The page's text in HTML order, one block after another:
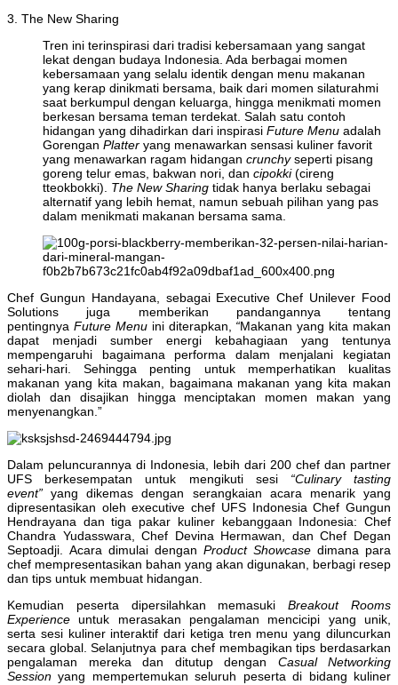
3. The New Sharing
Tren ini terinspirasi dari tradisi kebersamaan yang sangat
lekat dengan budaya Indonesia. Ada berbagai momen
kebersamaan yang selalu identik dengan menu makanan
yang kerap dinikmati bersama, baik dari momen silaturahmi
saat berkumpul dengan keluarga, hingga menikmati momen
berkesan bersama teman terdekat. Salah satu contoh
hidangan yang dihadirkan dari inspirasi Future Menu adalah
Gorengan Platter yang menawarkan sensasi kuliner favorit
yang menawarkan ragam hidangan crunchyseperti pisang
goreng telur emas, bakwan nori, dan cipokki(cireng
tteokbokki). The New Sharing tidak hanya berlaku sebagai
alternatif yang lebih hemat, namun sebuah pilihan yang pas
dalam menikmati makanan bersama sama.
Chef Gungun Handayana, sebagai Executive Chef Unilever Food
Solutions juga memberikan pandangannya tentang
pentingnya Future Menu ini diterapkan, “Makanan yang kita makan
dapat menjadi sumber energi kebahagiaan yang tentunya
mempengaruhi bagaimana performa dalam menjalani kegiatan
sehari-hari. Sehingga penting untuk memperhatikan kualitas
makanan yang kita makan, bagaimana makanan yang kita makan
diolah dan disajikan hingga menciptakan momen makan yang
menyenangkan.”
Dalam peluncurannya di Indonesia, lebih dari 200 chef dan partner
UFS berkesempatan untuk mengikuti sesi “Culinary tasting
event”yang dikemas dengan serangkaian acara menarik yang
dipresentasikan oleh executive chef UFS Indonesia Chef Gungun
Hendrayana dan tiga pakar kuliner kebanggaan Indonesia: Chef
Chandra Yudasswara, Chef Devina Hermawan, dan Chef Degan
Septoadji. Acara dimulai dengan Product Showcase dimana para
chef mempresentasikan bahan yang akan digunakan, berbagi resep
dan tips untuk membuat hidangan.
Kemudian peserta dipersilahkan memasukiBreakout Rooms
Experienceuntuk merasakan pengalaman mencicipi yang unik,
serta sesi kuliner interaktif dari ketiga tren menu yang diluncurkan
secara global. Selanjutnya para chef membagikan tips berdasarkan
pengalaman mereka dan ditutup dengan Casual Networking
Session yang mempertemukan seluruh peserta di bidang kuliner